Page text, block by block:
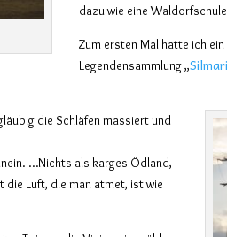
dazu wie eine
Zum ersten Mal hatte ich
Legendensammlung „
die Schläfen massiert und
…Nichts als karges Ödland,
die Luft, die man atmet, ist wie